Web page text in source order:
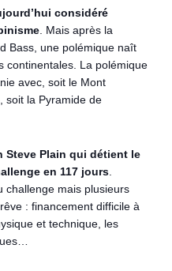
considéré
. Mais après la
Bass, une polémique naît
continentales. La polémique
avec, soit le Mont
soit la Pyramide de
Steve Plain qui détient le
en 117 jours
challenge mais plusieurs
: financement difficile à
et technique, les